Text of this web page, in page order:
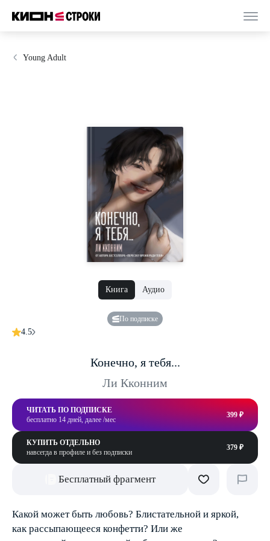
Young Adult
Книга Аудио
По подписке
4.5
Конечно, я тебя...
Ли Кконним
ЧИТАТЬ ПО ПОДПИСКЕ
бесплатно 14 дней, далее /мес
399 ₽
КУПИТЬ ОТДЕЛЬНО
навсегда в профиле и без подписки
379 ₽
Бесплатный фрагмент
Какой может быть любовь? Блистательной и яркой,
как рассыпающееся конфетти? Или же